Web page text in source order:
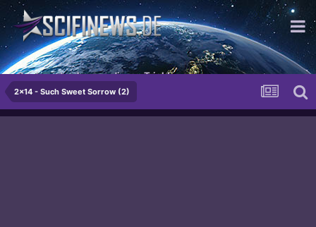
Produzenten hassen diesen Trick!
2x14 - Such Sweet Sorrow (2)